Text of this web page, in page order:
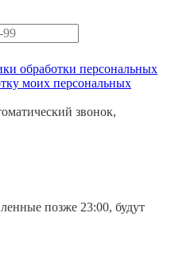
центр РУСМЕД
центр РУСМЕД
обработки персональных
моих персональных
звонок,
позже 23:00, будут